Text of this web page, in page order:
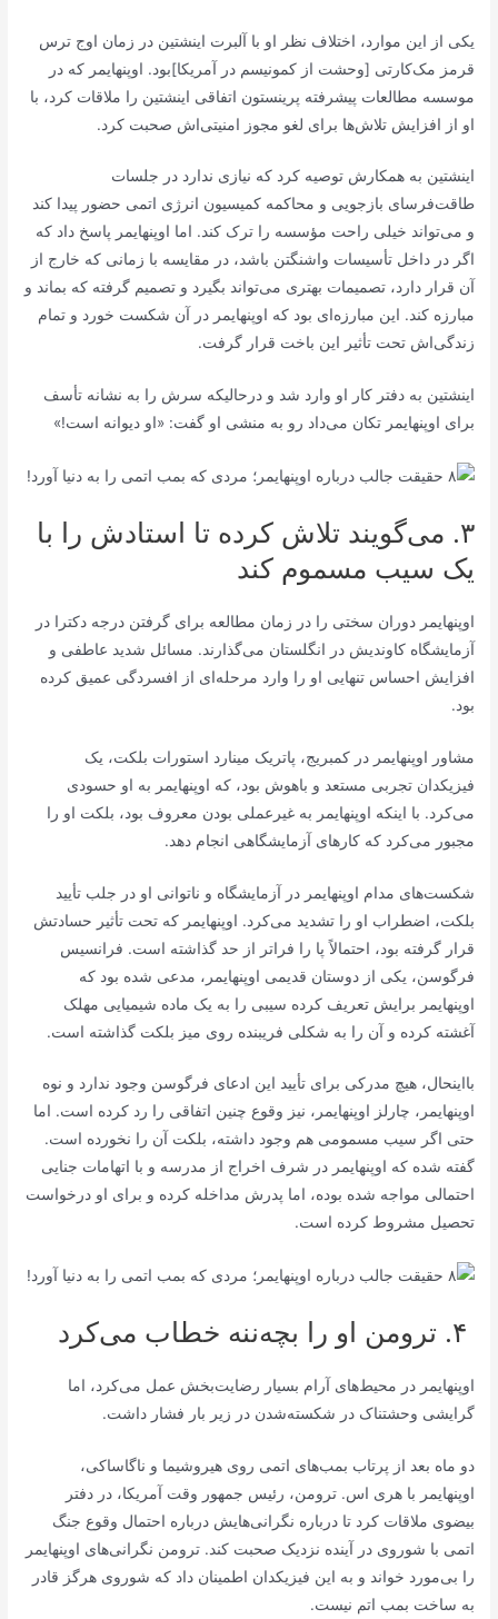
یکی از این موارد، اختلاف نظر او با آلبرت اینشتین در زمان اوج ترس
قرمز مک‌کارتی [وحشت از کمونیسم در آمریکا]بود. اوپنهایمر که در
موسسه مطالعات پیشرفته پرینستون اتفاقی اینشتین را ملاقات کرد، با
او از افزایش تلاش‌ها برای لغو مجوز امنیتی‌اش صحبت کرد.
اینشتین به همکارش توصیه کرد که نیازی ندارد در جلسات
طاقت‌فرسای بازجویی و محاکمه کمیسیون انرژی اتمی حضور پیدا کند
و می‌تواند خیلی راحت مؤسسه را ترک کند. اما اوپنهایمر پاسخ داد که
اگر در داخل تأسیسات واشنگتن باشد، در مقایسه با زمانی که خارج از
آن قرار دارد، تصمیمات بهتری می‌تواند بگیرد و تصمیم گرفته که بماند و
مبارزه کند. این مبارزه‌ای بود که اوپنهایمر در آن شکست خورد و تمام
زندگی‌اش تحت تأثیر این باخت قرار گرفت.
اینشتین به دفتر کار او وارد شد و درحالیکه سرش را به نشانه تأسف
برای اوپنهایمر تکان می‌داد رو به منشی او گفت: «او دیوانه است!»
۳. می‌گویند تلاش کرده تا استادش را با
یک سیب مسموم کند
اوپنهایمر دوران سختی را در زمان مطالعه برای گرفتن درجه دکترا در
آزمایشگاه کاوندیش در انگلستان می‌گذارند. مسائل شدید عاطفی و
افزایش احساس تنهایی او را وارد مرحله‌ای از افسردگی عمیق کرده
بود.
مشاور اوپنهایمر در کمبریج، پاتریک مینارد استورات بلکت، یک
فیزیکدان تجربی مستعد و باهوش بود، که اوپنهایمر به او حسودی
می‌کرد. با اینکه اوپنهایمر به غیرعملی بودن معروف بود، بلکت او را
مجبور می‌کرد که کار‌های آزمایشگاهی انجام دهد.
شکست‌های مدام اوپنهایمر در آزمایشگاه و ناتوانی او در جلب تأیید
بلکت، اضطراب او را تشدید می‌کرد. اوپنهایمر که تحت تأثیر حسادتش
قرار گرفته بود، احتمالاً پا را فراتر از حد گذاشته است. فرانسیس
فرگوسن، یکی از دوستان قدیمی اوپنهایمر، مدعی شده بود که
اوپنهایمر برایش تعریف کرده سیبی را به یک ماده شیمیایی مهلک
آغشته کرده و آن را به شکلی فریبنده روی میز بلکت گذاشته است.
با‌اینحال، هیچ مدرکی برای تأیید این ادعای فرگوسن وجود ندارد و نوه
اوپنهایمر، چارلز اوپنهایمر، نیز وقوع چنین اتفاقی را رد کرده است. اما
حتی اگر سیب مسمومی هم وجود داشته، بلکت آن را نخورده است.
گفته شده که اوپنهایمر در شرف اخراج از مدرسه و با اتهامات جنایی
احتمالی مواجه شده بوده، اما پدرش مداخله کرده و برای او درخواست
تحصیل مشروط کرده است.
اوپنهایمر در محیط‌های آرام بسیار رضایت‌بخش عمل می‌کرد، اما
گرایشی وحشتناک در شکسته‌شدن در زیر بار فشار داشت.
دو ماه بعد از پرتاب بمب‌های اتمی روی هیروشیما و ناگاساکی،
اوپنهایمر با هری اس. ترومن، رئیس جمهور وقت آمریکا، در دفتر
بیضوی ملاقات کرد تا درباره نگرانی‌هایش درباره احتمال وقوع جنگ
اتمی با شوروی در آینده نزدیک صحبت کند. ترومن نگرانی‌های اوپنهایمر
را بی‌مورد خواند و به این فیزیکدان اطمینان داد که شوروی هرگز قادر
به ساخت بمب اتم نیست.